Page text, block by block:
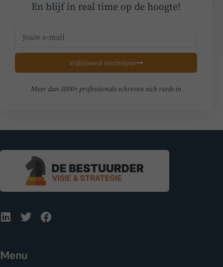
En blijf in real time op de hoogte!
Vrijblijvend inschrijven
Meer dan 5000+ professionals schreven zich reeds in
Menu